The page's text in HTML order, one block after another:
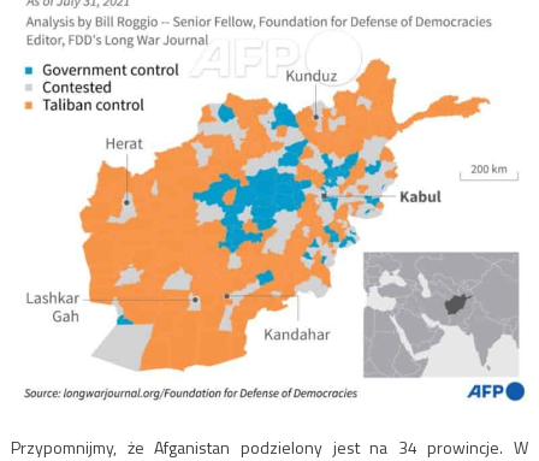
Przypomnijmy, że Afganistan podzielony jest na 34 prowincje. W